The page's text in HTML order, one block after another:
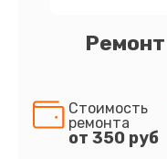
Стоимость
ремонта
от 350 руб